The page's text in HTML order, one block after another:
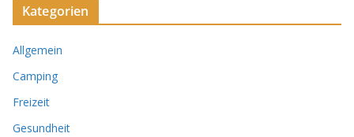
Kategorien
Allgemein
Camping
Freizeit
Gesundheit